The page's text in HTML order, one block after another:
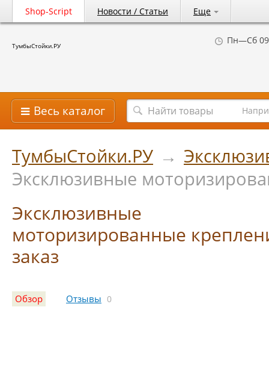
Shop-Script Новости / Статьи Еще
ТумбыСтойки.РУ Пн—Сб
Весь каталог
ТумбыСтойки.РУ →
Эксклюзивные
Эксклюзивные
моторизированные
заказ
Обзор Отзывы 0